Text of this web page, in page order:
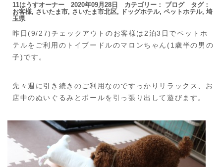
11はうすオーナー 2020年09月28日 カテゴリー： ブログタグ：
お客様, さいたま市, さいたま市北区, ドッグホテル, ペットホテル, 埼
玉県
昨日(9/27)チェックアウトのお客様は2泊3日でペットホ
テルをご利用のトイプードルのマロンちゃん(1歳半の男の
子)です。
先々週に引き続きのご利用なのですっかりリラックス、お
店中のぬいぐるみとボールを引っ張り出して遊びます。